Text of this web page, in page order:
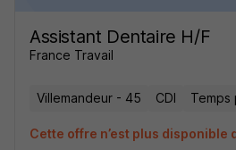
Assistant Dentaire H/F
France Travail
Villemandeur - 45 CDI Temps
Cette offre n’est plus